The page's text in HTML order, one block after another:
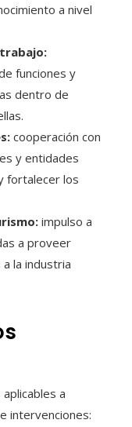
a nivel
funciones y
dentro de
cooperación con
y entidades
fortalecer los
impulso a
a proveer
la industria
a
intervenciones: